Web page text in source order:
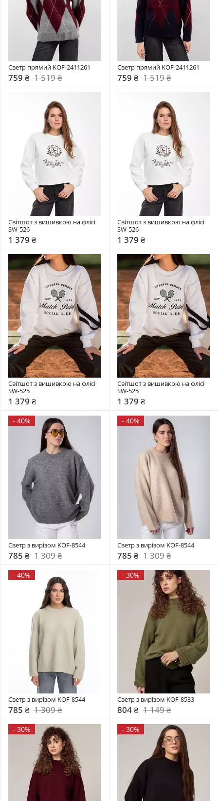
Светр прямий KOF-2411261
759 ₴ 1 519 ₴
Светр прямий KOF-2411261
759 ₴ 1 519 ₴
Світшот з вишивкою на флісі
SW-526
1 379 ₴
Світшот з вишивкою на флісі
SW-526
1 379 ₴
Світшот з вишивкою на флісі
SW-525
1 379 ₴
Світшот з вишивкою на флісі
SW-525
1 379 ₴
- 40%
Светр з вирізом KOF-8544
785 ₴ 1 309 ₴
- 40%
Светр з вирізом KOF-8544
785 ₴ 1 309 ₴
- 40%
Светр з вирізом KOF-8544
785 ₴ 1 309 ₴
- 30%
Светр з вирізом KOF-8533
804 ₴ 1 149 ₴
- 30% - 30%